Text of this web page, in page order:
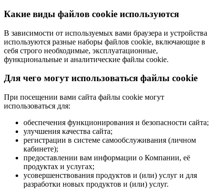
Какие виды файлов cookie используются
В зависимости от используемых вами браузера и устройства
используются разные наборы файлов cookie, включающие в
себя строго необходимые, эксплуатационные,
функциональные и аналитические файлы cookie.
Для чего могут использоваться файлы cookie
При посещении вами сайта файлы cookie могут
использоваться для:
обеспечения функционирования и безопасности сайта;
улучшения качества сайта;
регистрации в системе самообслуживания (личном
кабинете);
предоставлении вам информации о Компании, её
продуктах и услугах;
усовершенствования продуктов и (или) услуг и для
разработки новых продуктов и (или) услуг.